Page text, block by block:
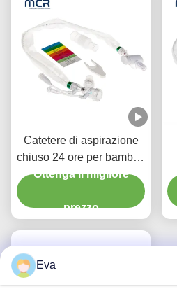
Catetere di aspirazione
chiuso 24 ore per bambini
con tre connettori Y-piece
Ottenga il migliore
prezzo
Eva